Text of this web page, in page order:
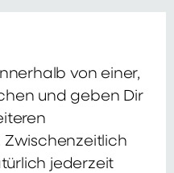
von einer,
und geben Dir
Zwischenzeitlich
jederzeit